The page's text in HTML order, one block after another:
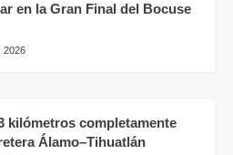
en la Gran Final del Bocuse
2026
kilómetros completamente
Álamo–Tihuatlán